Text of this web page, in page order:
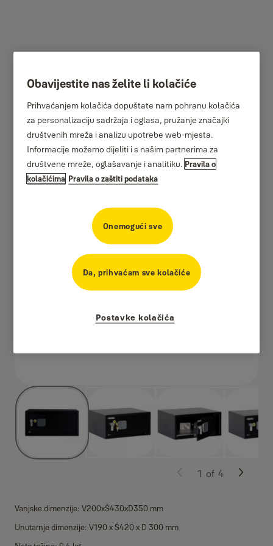
Sef na šifru s alarmom
VALUE LAPTOP
Vanjske dimenzije: V200xŠ430xD350 mm
Unutarnje dimenzije: V190 x Š420 x D 300 mm
1 of 4
Obavijestite nas želite li kolačiće
Prihvaćanjem kolačića dopuštate nam pohranu kolačića
za personalizaciju sadržaja i oglasa, pružanje značajki
društvenih mreža i analizu upotrebe web-mjesta.
Informacije možemo dijeliti i s našim partnerima za
društvene mreže, oglašavanje i analitiku. Pravila o
kolačićima Pravila o zaštiti podataka
Onemogući sve
Da, prihvaćam sve kolačiće
Postavke kolačića